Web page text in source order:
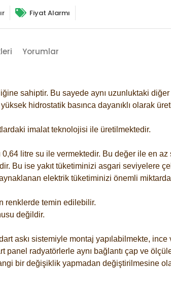
Fiyat Alarmı
Yorumlar
sahiptir. Bu sayede aynı uzunluktaki
hidrostatik basınca dayanıklı olarak
imalat teknolojisi ile üretilmektedir.
0,64 litre su ile vermektedir. Bu değer ile en az
Bu ise yakıt tüketiminizi asgari seviyelere
elektrik tüketiminizi önemli miktarda
renklerde temin edilebilir.
değildir.
askı sistemiyle montaj yapılabilmekte, ince
panel radyatörlerle aynı bağlantı çap ve
bir değişiklik yapmadan değiştirilmesine